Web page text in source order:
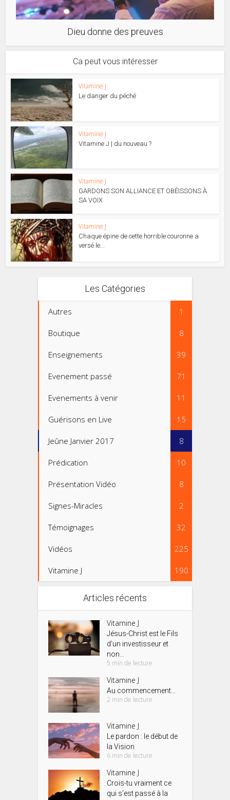
Dieu donne des preuves
Ca peut vous intéresser
Vitamine J
Le danger du péché
Vitamine J
Vitamine J | du nouveau ?
Vitamine J
GARDONS SON ALLIANCE ET OBÉISSONS À
SA VOIX
Vitamine J
Chaque épine de cette horrible couronne a
versé le...
Les Catégories
Autres 1
Boutique 8
Enseignements 39
Evenement passé 71
Evenements à venir 11
Guérisons en Live 15
Jeûne Janvier 2017 8
Prédication 10
Présentation Vidéo 8
Signes-Miracles 2
Témoignages 32
Vidéos 225
Vitamine J 190
Articles récents
Vitamine J
Jésus-Christ est le Fils
d’un investisseur et
non...
5 min de lecture
Vitamine J
Au commencement…
2 min de lecture
Vitamine J
Le pardon : le début de
la Vision
6 min de lecture
Vitamine J
Crois-tu vraiment ce
qui s’est passé à la